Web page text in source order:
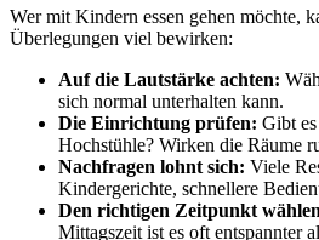
Wer mit Kindern essen gehen möchte,
Überlegungen viel bewirken:
Auf die Lautstärke achten:
sich normal unterhalten kann.
Die Einrichtung prüfen: Gibt
Hochstühle? Wirken die Räume
Nachfragen lohnt sich: Viele
Kindergerichte, schnellere
Den richtigen Zeitpunkt
Mittagszeit ist es oft entspannter